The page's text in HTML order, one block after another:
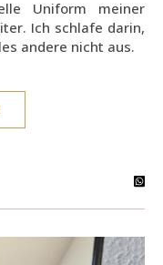
Ich schlafe darin,
andere nicht aus.